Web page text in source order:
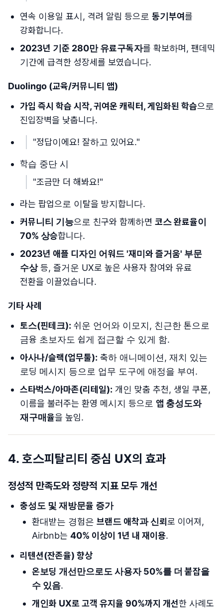
연속 이용일 표시, 격려 알림 등으로 동기부여를
강화합니다.
2023년 기준 280만 유료구독자를 확보하며, 팬데믹
기간에 급격한 성장세를 보였습니다.
Duolingo (교육/커뮤니티 앱)
가입 즉시 학습 시작, 귀여운 캐릭터, 게임화된 학습으로
진입장벽을 낮춥니다.
"정답이에요! 잘하고 있어요."
학습 중단 시
"조금만 더 해봐요!"
라는 팝업으로 이탈을 방지합니다.
커뮤니티 기능으로 친구와 함께하면 코스 완료율이
70% 상승합니다.
2023년 애플 디자인 어워드 '재미와 즐거움' 부문
수상등, 즐거운 UX로 높은 사용자 참여와 유료
전환을 이끌었습니다.
기타 사례
토스(핀테크): 쉬운 언어와 이모지, 친근한 톤으로
금융 초보자도 쉽게 접근할 수 있게 함.
아사나/슬랙(업무툴): 축하 애니메이션, 재치 있는
로딩 메시지 등으로 업무 도구에 애정을 부여.
스타벅스/아마존(리테일): 개인 맞춤 추천, 생일 쿠폰,
이름을 불러주는 환영 메시지 등으로 앱 충성도와
재구매율을 높임.
4. 호스피탈리티 중심 UX의 효과
정성적 만족도와 정량적 지표 모두 개선
충성도 및 재방문율 증가
환대받는 경험은 브랜드 애착과 신뢰 로 이어져,
Airbnb는 40% 이상이 1년 내 재이용.
리텐션(잔존율) 향상
온보딩 개선만으로도 사용자 50%를 더 붙잡을
수 있음.
개인화 UX로 고객 유지율 90%까지 개선한 사례도